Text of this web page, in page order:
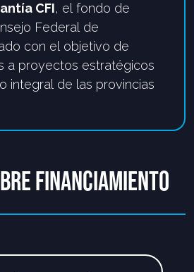
CFI, el fondo de
Federal de
con el objetivo de
a proyectos estratégicos
integral de las provincias
FINANCIAMIENTO